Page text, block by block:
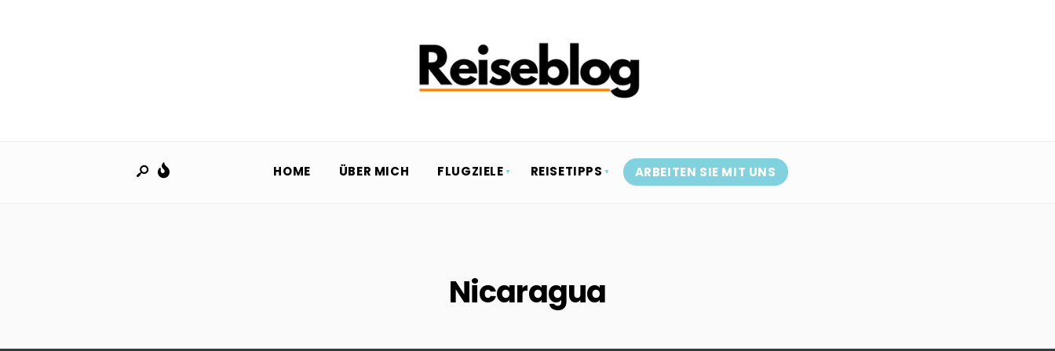
HOME ÜBER MICH FLUGZIELE REISETIPPS ARBEITEN SIE MIT UNS
Nicaragua